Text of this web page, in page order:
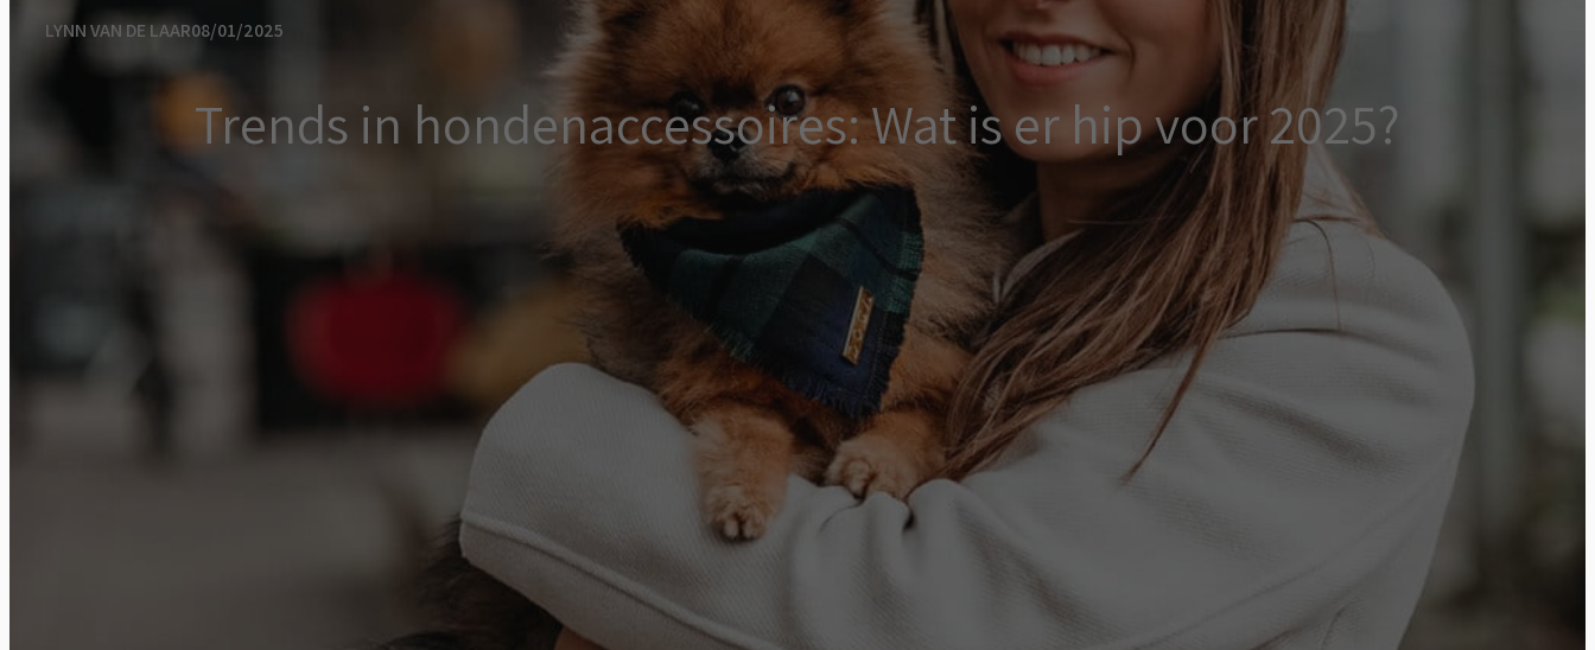
LYNN VAN DE LAAR08/01/2025
Trends in hondenaccessoires: Wat is er hip voor 2025?